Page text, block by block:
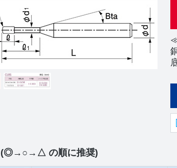
(◎→○→△ の順に推奨)